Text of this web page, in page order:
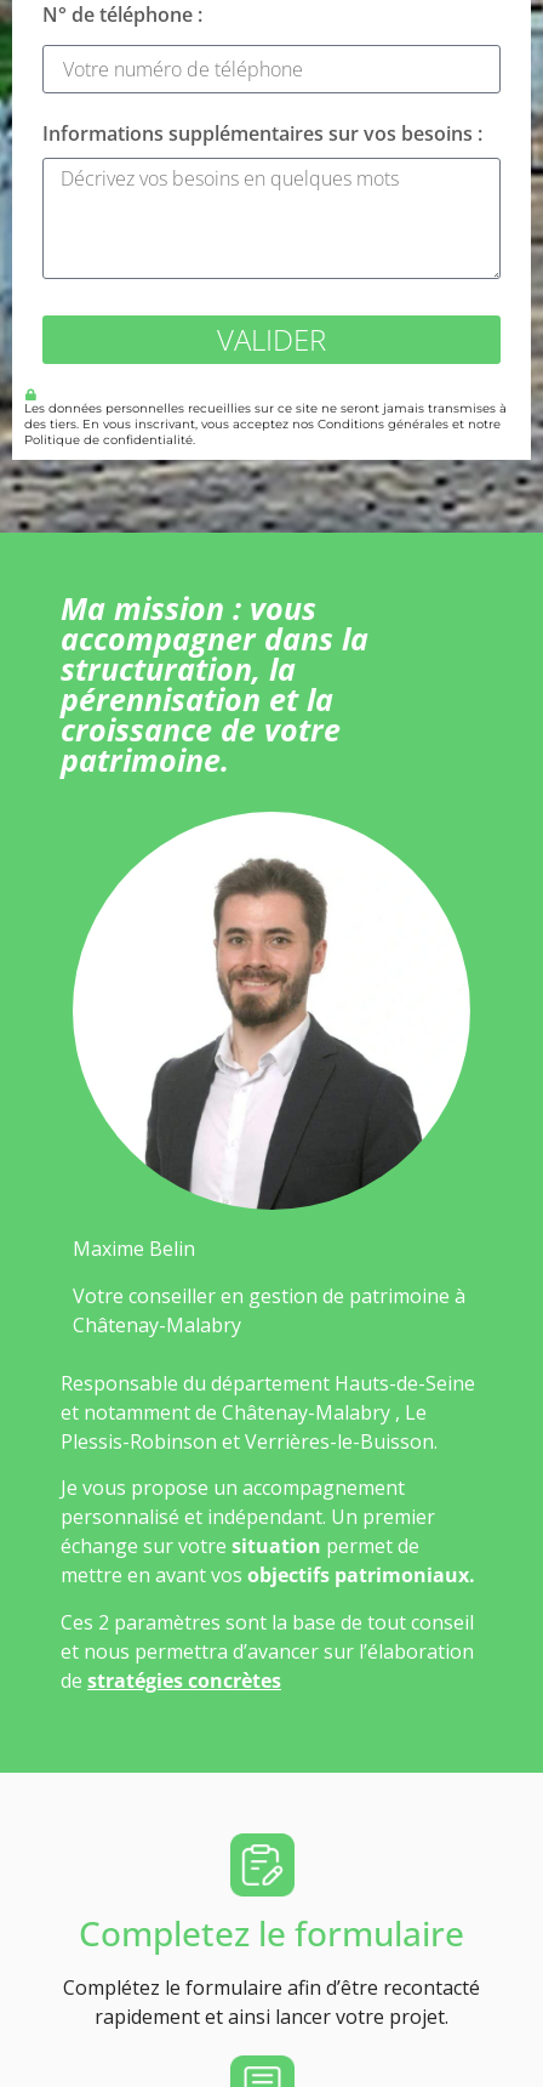
N° de téléphone :
Informations supplémentaires sur vos besoins :
VALIDER
Les données personnelles recueillies sur ce site ne seront jamais transmises à
des tiers. En vous inscrivant, vous acceptez nos Conditions générales et notre
Politique de confidentialité.
Ma mission : vous
accompagner dans la
structuration, la
pérennisation et la
croissance de votre
patrimoine.
Maxime Belin
Votre conseiller en gestion de patrimoine à
Châtenay-Malabry
Responsable du département Hauts-de-Seine
et notamment de Châtenay-Malabry , Le
Plessis-Robinson et Verrières-le-Buisson.
Je vous propose un accompagnement
personnalisé et indépendant. Un premier
échange sur votre situation permet de
mettre en avant vos objectifs patrimoniaux.
Ces 2 paramètres sont la base de tout conseil
et nous permettra d’avancer sur l’élaboration
de stratégies concrètes
Completez le formulaire
Complétez le formulaire afin d’être recontacté
rapidement et ainsi lancer votre projet.